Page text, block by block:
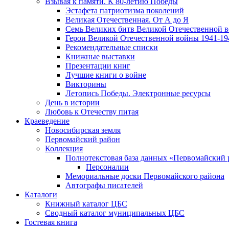
Эcтафета патриотизма поколений
Великая Отечественная. От А до Я
Семь Великих битв Великой Отечественной
Герои Великой Отечественной войны 1941-
Рекомендательные списки
Книжные выставки
Презентации книг
Лучшие книги о войне
Викторины
Летопись Победы. Электронные ресурсы
День в истории
Любовь к Отечеству питая
Краеведение
Новосибирская земля
Первомайский район
Коллекция
Полнотекстовая база данных «Первомайский
Персоналии
Мемориальные доски Первомайского района
Автографы писателей
Каталоги
Книжный каталог ЦБС
Сводный каталог муниципальных ЦБС
Гостевая книга